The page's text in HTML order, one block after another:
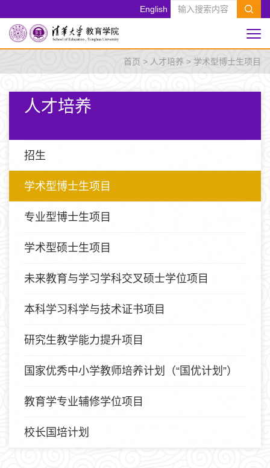
English
首页 > 人才培养 > 学术型博士生项目
人才培养
招生
学术型博士生项目
专业型博士生项目
学术型硕士生项目
未来教育与学习学科交叉硕士学位项目
本科学习科学与技术证书项目
研究生教学能力提升项目
国家优秀中小学教师培养计划（“国优计划”）
教育学专业辅修学位项目
校长国培计划